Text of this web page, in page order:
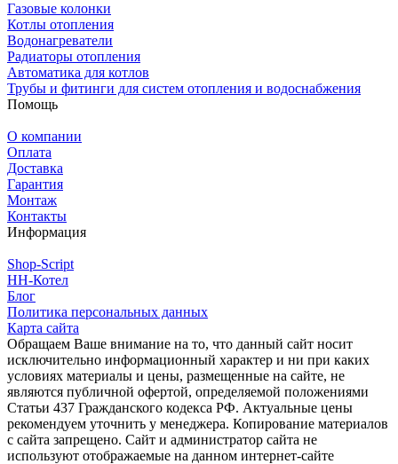
Газовые колонки
Котлы отопления
Водонагреватели
Радиаторы отопления
Автоматика для котлов
Трубы и фитинги для систем отопления и водоснабжения
Помощь
О компании
Оплата
Доставка
Гарантия
Монтаж
Контакты
Информация
Shop-Script
НН-Котел
Блог
Политика персональных данных
Карта сайта
Обращаем Ваше внимание на то, что данный сайт носит
исключительно информационный характер и ни при каких
условиях материалы и цены, размещенные на сайте, не
являются публичной офертой, определяемой положениями
Статьи 437 Гражданского кодекса РФ. Актуальные цены
рекомендуем уточнить у менеджера. Копирование материалов
с сайта запрещено. Сайт и администратор сайта не
используют отображаемые на данном интернет-сайте